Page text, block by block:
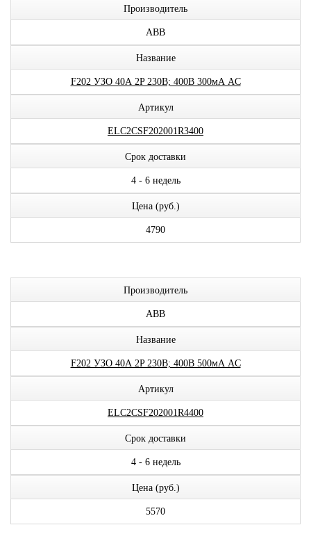
Производитель
ABB
Название
F202 УЗО 40А 2P 230В; 400В 300мА AC
Артикул
ELC2CSF202001R3400
Срок доставки
4 - 6 недель
Цена (руб.)
4790
Производитель
ABB
Название
F202 УЗО 40А 2P 230В; 400В 500мА AC
Артикул
ELC2CSF202001R4400
Срок доставки
4 - 6 недель
Цена (руб.)
5570